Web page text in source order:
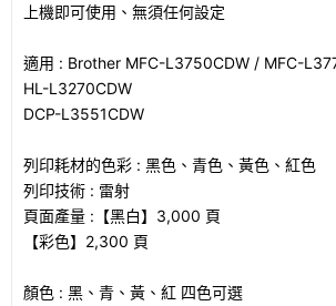
上機即可使用、無須任何設定
適用 : Brother MFC-L3750CDW / MFC-
HL-L3270CDW
DCP-L3551CDW
列印耗材的色彩 : 黑色、青色、黃色、紅色
列印技術 : 雷射
頁面產量 :【黑白】3,000 頁
【彩色】2,300 頁
顏色 : 黑、青、黃、紅 四色可選